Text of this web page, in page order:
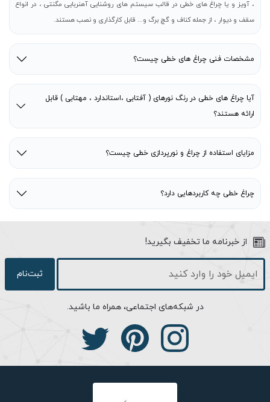
، آویز و یا چراغ های خطی در قالب سیستم های روشنایی آهنربایی مگنتی ، در انواع
سقف و دیوار ، از جمله کناف و گچ برگ و... قابل کارگذاری و نصب هستند.
مشخصات فنی چراغ های خطی چیست؟
آیا چراغ های خطی در رنگ نورهای ( آفتابی ،استاندارد ، مهتابی ) قابل
ارائه هستند؟
مزایای استفاده از چراغ و نورپردازی خطی چیست؟
چراغ خطی چه کاربردهایی دارد؟
از خبرنامه ما تخفیف بگیرید!
ثبت‌نام
در شبکه‌های اجتماعی، همراه ما باشید.